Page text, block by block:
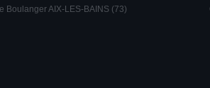
Boulanger AIX-LES-BAINS (73)